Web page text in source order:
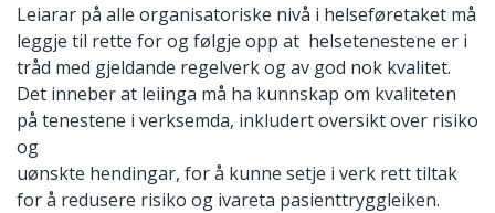
Leiarar på alle organisatoriske nivå i helseføretaket må
leggje til rette for og følgje opp at helsetenestene er i
tråd med gjeldande regelverk og av god nok kvalitet.
Det inneber at leiinga må ha kunnskap om kvaliteten
på tenestene i verksemda, inkludert oversikt over risiko
og
uønskte hendingar, for å kunne setje i verk rett tiltak
for å redusere risiko og ivareta pasienttryggleiken.